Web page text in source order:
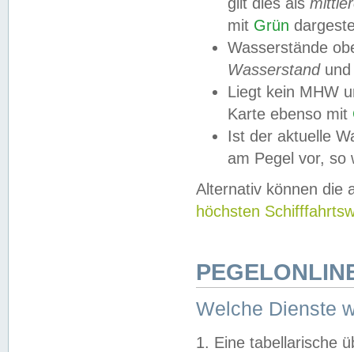
mit Grün
Wasserstände
Wasserstandund
Liegt kein MHW
Karte ebenso mit
Ist der aktuelle
am Pegel vor,
Alternativ können die
höchsten
Welche Dienste
1. Eine tabellarische